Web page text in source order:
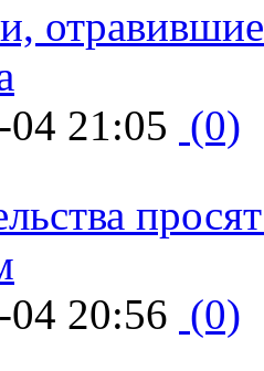
21:05 (0)
20:56 (0)